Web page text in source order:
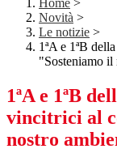
Home >
Novità >
Le notizie >
1ªA e 1ªB
"Sosteniamo il
1ªA e 1ªB
vincitrici al
nostro